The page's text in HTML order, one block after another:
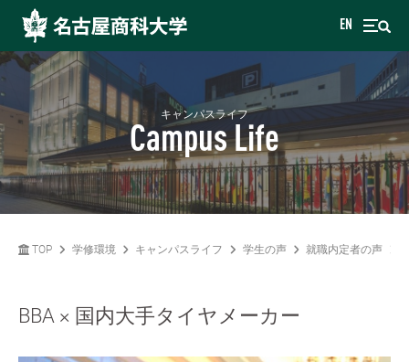
EN
キャンパスライフ
Campus Life
TOP 学修環境 キャンパスライフ 学生の声 就職内定者の声
BBA × 国内大手タイヤメーカー